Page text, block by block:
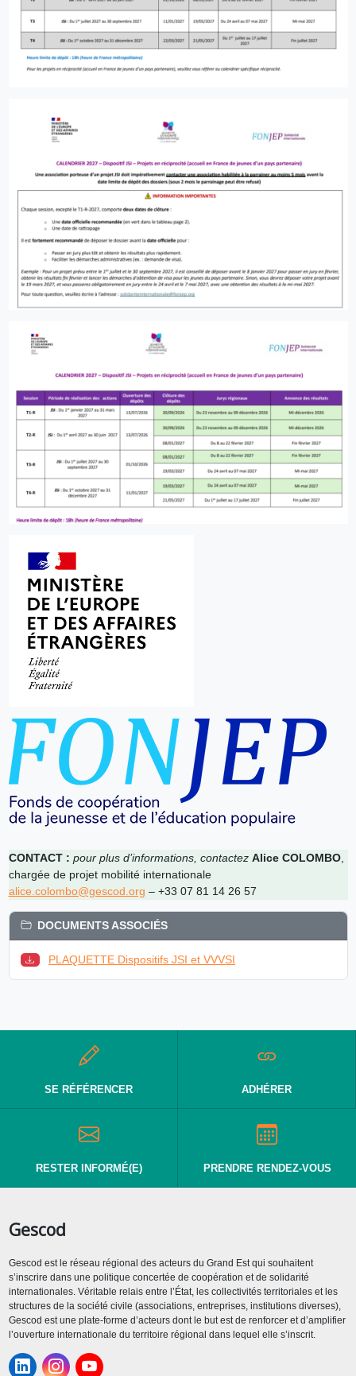
CONTACT : pour plus d’informations, contactez Alice COLOMBO,
chargée de projet mobilité internationale
alice.colombo@gescod.org – +33 07 81 14 26 57
DOCUMENTS ASSOCIÉS
PLAQUETTE Dispositifs JSI et VVVSI
SE RÉFÉRENCER ADHÉRER
RESTER INFORMÉ(E) PRENDRE RENDEZ-VOUS
Gescod
Gescod est le réseau régional des acteurs du Grand Est qui souhaitent
s’inscrire dans une politique concertée de coopération et de solidarité
internationales. Véritable relais entre l’État, les collectivités territoriales et les
structures de la société civile (associations, entreprises, institutions diverses),
Gescod est une plate-forme d’acteurs dont le but est de renforcer et d’amplifier
l’ouverture internationale du territoire régional dans lequel elle s’inscrit.